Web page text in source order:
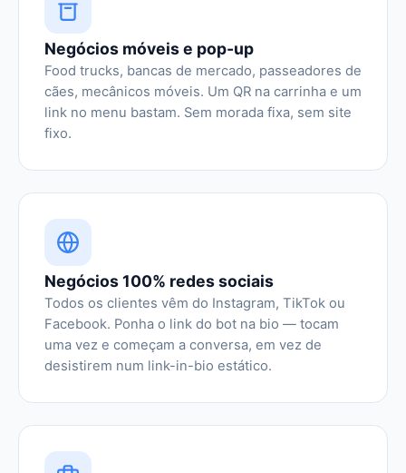
Negócios móveis e pop-up
Food trucks, bancas de mercado, passeadores de
cães, mecânicos móveis. Um QR na carrinha e um
link no menu bastam. Sem morada fixa, sem site
fixo.
Negócios 100% redes sociais
Todos os clientes vêm do Instagram, TikTok ou
Facebook. Ponha o link do bot na bio — tocam
uma vez e começam a conversa, em vez de
desistirem num link-in-bio estático.